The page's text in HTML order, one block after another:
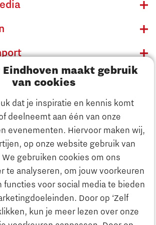
maakt gebruik
van cookies
dat je inspiratie en kennis komt
deelneemt aan één van onze
evenementen. Hiervoor maken wij,
op onze website gebruik van
gebruiken cookies om ons
te analyseren, om jouw voorkeuren
functies voor social media te bieden
Door op ‘Zelf
kun je meer lezen over onze